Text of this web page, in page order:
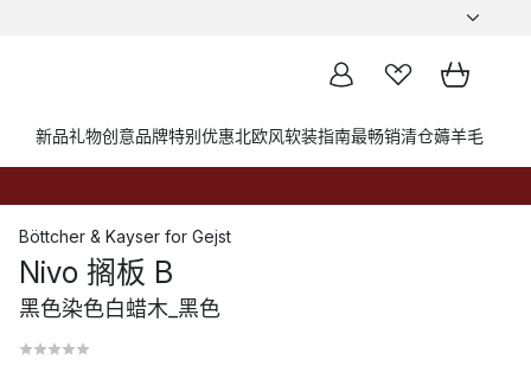
新品礼物创意品牌特别优惠北欧风软装指南最畅销清仓薅羊毛
Böttcher & Kayser for Gejst
Nivo 搁板 B
黑色染色白蜡木_黑色